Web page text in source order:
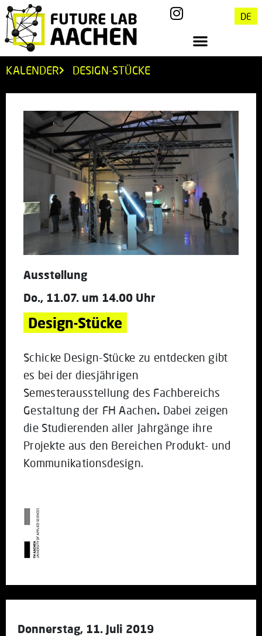
DE
KALENDER DESIGN-STÜCKE
Ausstellung
Do., 11.07. um 14.00 Uhr
Design-Stücke
Schicke Design-Stücke zu entdecken gibt
es bei der diesjährigen
Semesterausstellung des Fachbereichs
Gestaltung der FH Aachen. Dabei zeigen
die Studierenden aller Jahrgänge ihre
Projekte aus den Bereichen Produkt- und
Kommunikationsdesign.
Donnerstag, 11. Juli 2019